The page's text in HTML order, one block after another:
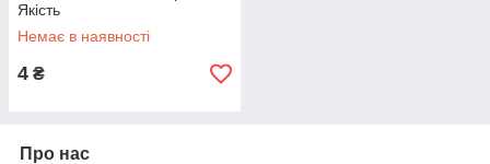
Якість
Немає в наявності
4 ₴
Про нас